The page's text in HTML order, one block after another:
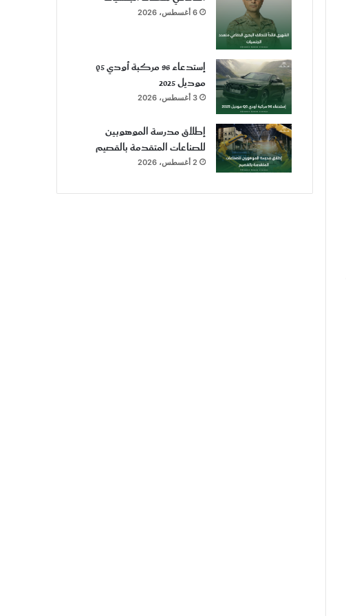
6 أغسطس، 2026
إستدعاء 96 مركبة أودي Q5
موديل 2025
3 أغسطس، 2026
إطلاق مدرسة الموهوبين
للصناعات المتقدمة بالقصيم
2 أغسطس، 2026